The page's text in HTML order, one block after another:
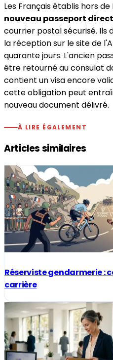
Les Français établis hors
nouveau passeport
courrier postal sécurisé. Ils
la réception sur le site de
quarante jours. L'ancien
être retourné au consulat
contient un visa encore
cette obligation peut
nouveau document délivré.
À LIRE ÉGALEMENT
Articles similaires
Réserviste gendarmerie :
carrière